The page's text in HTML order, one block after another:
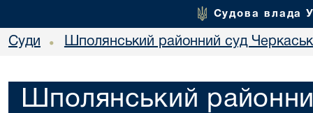
Судова влада
Суди • Шполянський районний суд
Шполянський